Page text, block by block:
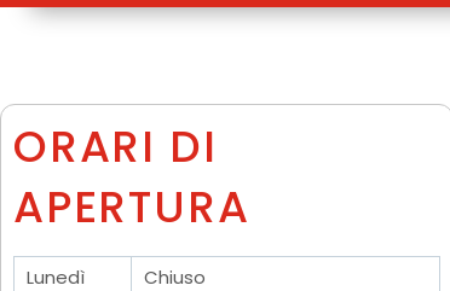
ORARI DI
APERTURA
Lunedì
Chiuso